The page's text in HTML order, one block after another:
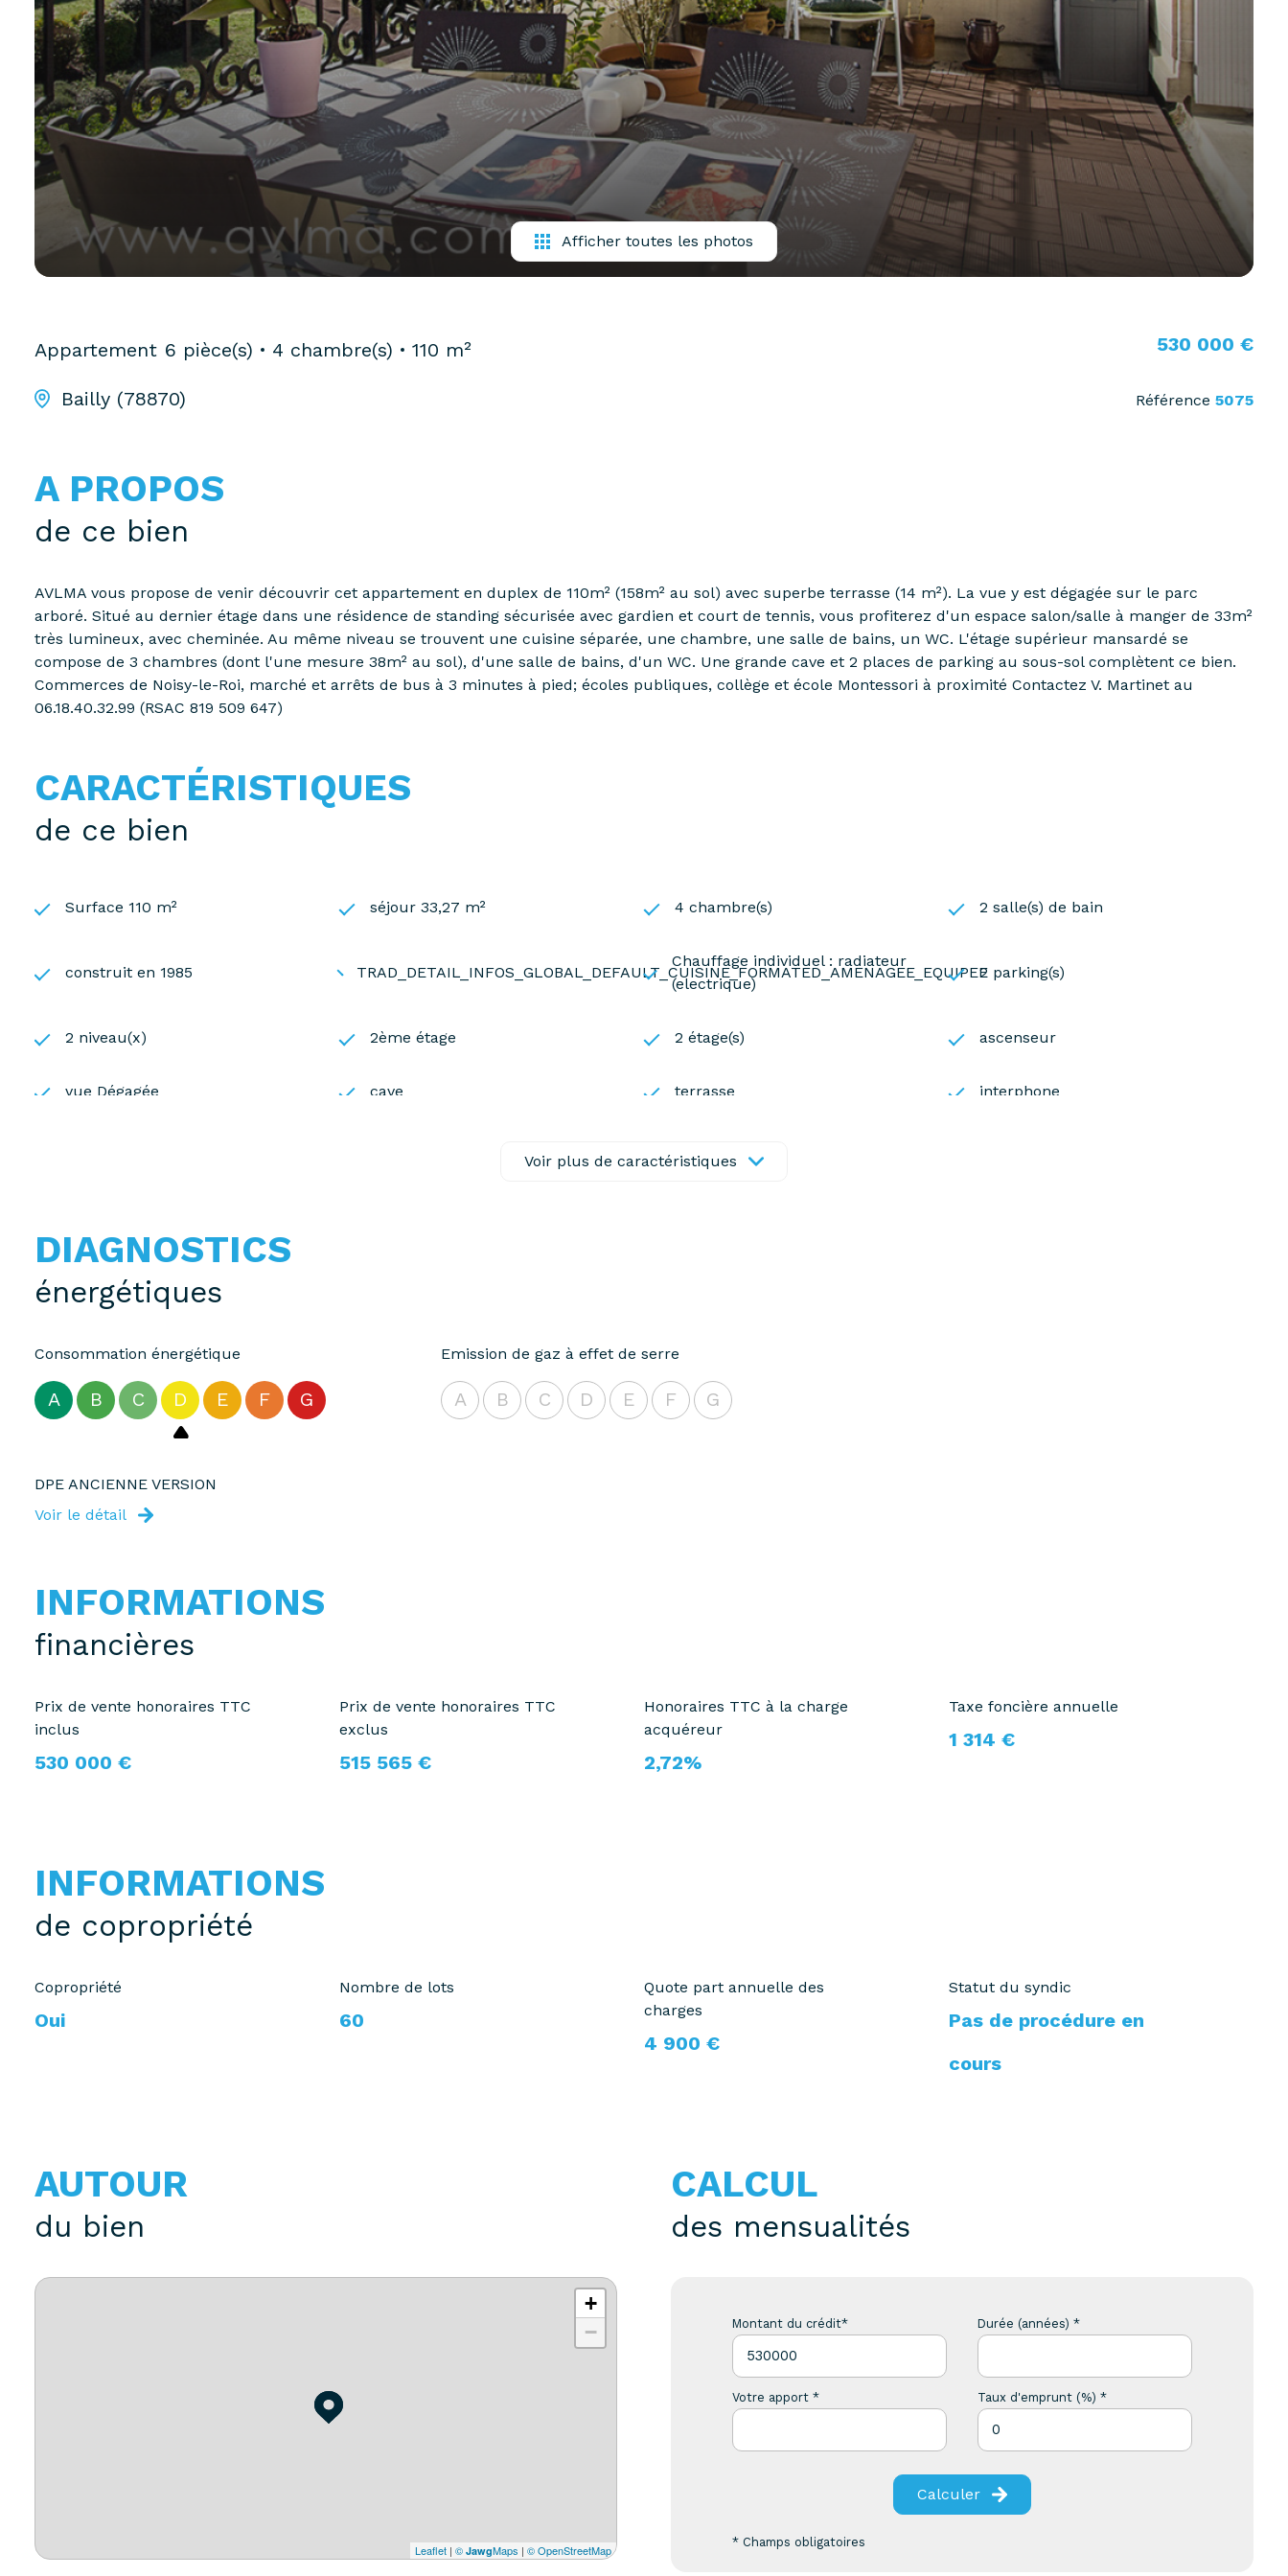
Afficher toutes les photos
Appartement 6 pièce(s) 4 chambre(s) 110 m²
Bailly (78870)
530 000 €
Référence 5075
A PROPOS
de ce bien
AVLMA vous propose de venir découvrir cet appartement en duplex de 110m² (158m² au sol) avec superbe terrasse (14 m²). La vue y est dégagée sur le parc
arboré. Situé au dernier étage dans une résidence de standing sécurisée avec gardien et court de tennis, vous profiterez d'un espace salon/salle à manger de 33m²
très lumineux, avec cheminée. Au même niveau se trouvent une cuisine séparée, une chambre, une salle de bains, un WC. L'étage supérieur mansardé se
compose de 3 chambres (dont l'une mesure 38m² au sol), d'une salle de bains, d'un WC. Une grande cave et 2 places de parking au sous-sol complètent ce bien.
Commerces de Noisy-le-Roi, marché et arrêts de bus à 3 minutes à pied; écoles publiques, collège et école Montessori à proximité Contactez V. Martinet au
06.18.40.32.99 (RSAC 819 509 647)
CARACTÉRISTIQUES
de ce bien
Surface 110 m² séjour 33,27 m² 4 chambre(s) 2 salle(s) de bain
construit en 1985 TRAD_DETAIL_INFOS_GLOBAL_DEFAULT_CUISINE_FORMATED_AMENAGEE_EQUIPEE
Chauffage individuel : radiateur
(electrique)
2 parking(s)
2 niveau(x) 2ème étage 2 étage(s) ascenseur
vue Dégagée cave terrasse interphone
Voir plus de caractéristiques
DIAGNOSTICS
énergétiques
Consommation énergétique
A B C D E F G
Emission de gaz à effet de serre
A B C D E F G
DPE ANCIENNE VERSION
Voir le détail
INFORMATIONS
financières
Prix de vente honoraires TTC
inclus
530 000 €
Prix de vente honoraires TTC
exclus
515 565 €
Honoraires TTC à la charge
acquéreur
2,72%
Taxe foncière annuelle
1 314 €
INFORMATIONS
de copropriété
Copropriété
Oui
Nombre de lots
60
Quote part annuelle des
charges
4 900 €
Statut du syndic
Pas de procédure en
cours
AUTOUR
du bien
+
−
Leaflet | © JawgMaps | © OpenStreetMap
CALCUL
des mensualités
Montant du crédit* Durée (années) *
Votre apport * Taux d'emprunt (%) *
Calculer
* Champs obligatoires